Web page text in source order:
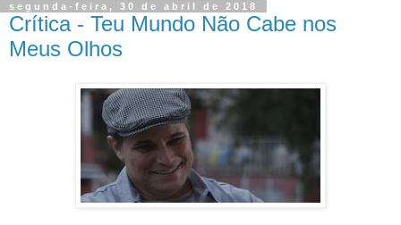
segunda-feira, 30 de abril de 2018
Crítica - Teu Mundo Não Cabe nos
Meus Olhos